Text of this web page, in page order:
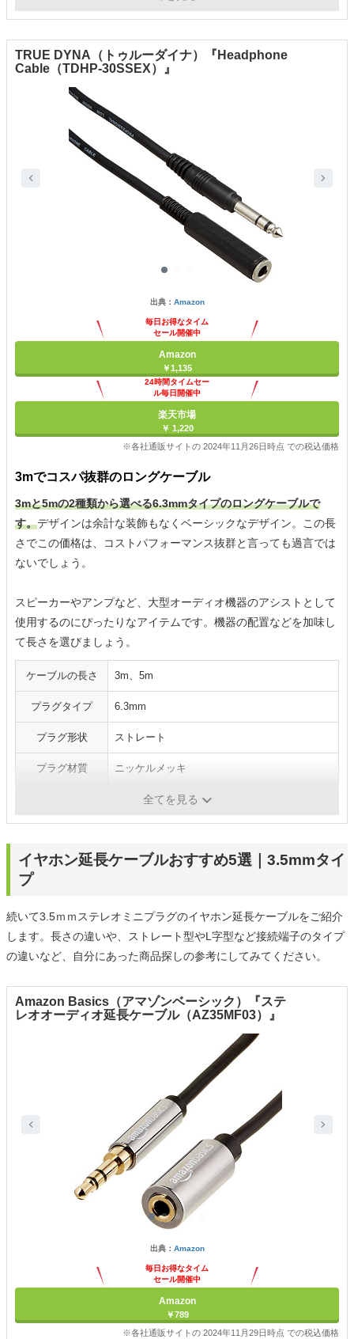
TRUE DYNA（トゥルーダイナ）『Headphone
Cable（TDHP-30SSEX）』
出典： Amazon
毎日お得なタイム
セール開催中
Amazon
￥1,135
24時間タイムセー
ル毎日開催中
楽天市場
￥ 1,220
※各社通販サイトの 2024年11月26日時点 での税込価格
3mでコスパ抜群のロングケーブル
3mと5mの2種類から選べる6.3mmタイプのロングケーブルで
す。デザインは余計な装飾もなくベーシックなデザイン。この長
さでこの価格は、コストパフォーマンス抜群と言っても過言では
ないでしょう。
スピーカーやアンプなど、大型オーディオ機器のアシストとして
使用するのにぴったりなアイテムです。機器の配置などを加味し
て長さを選びましょう。
ケーブルの長さ 3m、5m
プラグタイプ 6.3mm
プラグ形状 ストレート
プラグ材質 ニッケルメッキ
全てを見る
イヤホン延長ケーブルおすすめ5選｜3.5mmタイ
プ
続いて3.5ｍｍステレオミニプラグのイヤホン延長ケーブルをご紹介
します。長さの違いや、ストレート型やL字型など接続端子のタイプ
の違いなど、自分にあった商品探しの参考にしてみてください。
Amazon Basics（アマゾンベーシック）『ステ
レオオーディオ延長ケーブル（AZ35MF03）』
出典： Amazon
毎日お得なタイム
セール開催中
Amazon
￥789
※各社通販サイトの 2024年11月29日時点 での税込価格